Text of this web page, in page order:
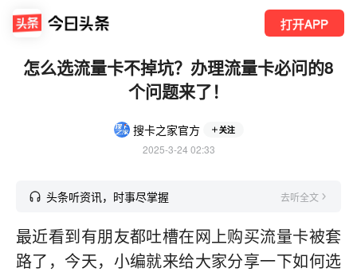
打开APP
怎么选流量卡不掉坑？办理流量卡必问的8
个问题来了！
搜卡之家官方 关注
2025-3-24 02:33
头条听资讯，时事尽掌握 去听全文
最近看到有朋友都吐槽在网上购买流量卡被套
路了，今天，小编就来给大家分享一下如何选